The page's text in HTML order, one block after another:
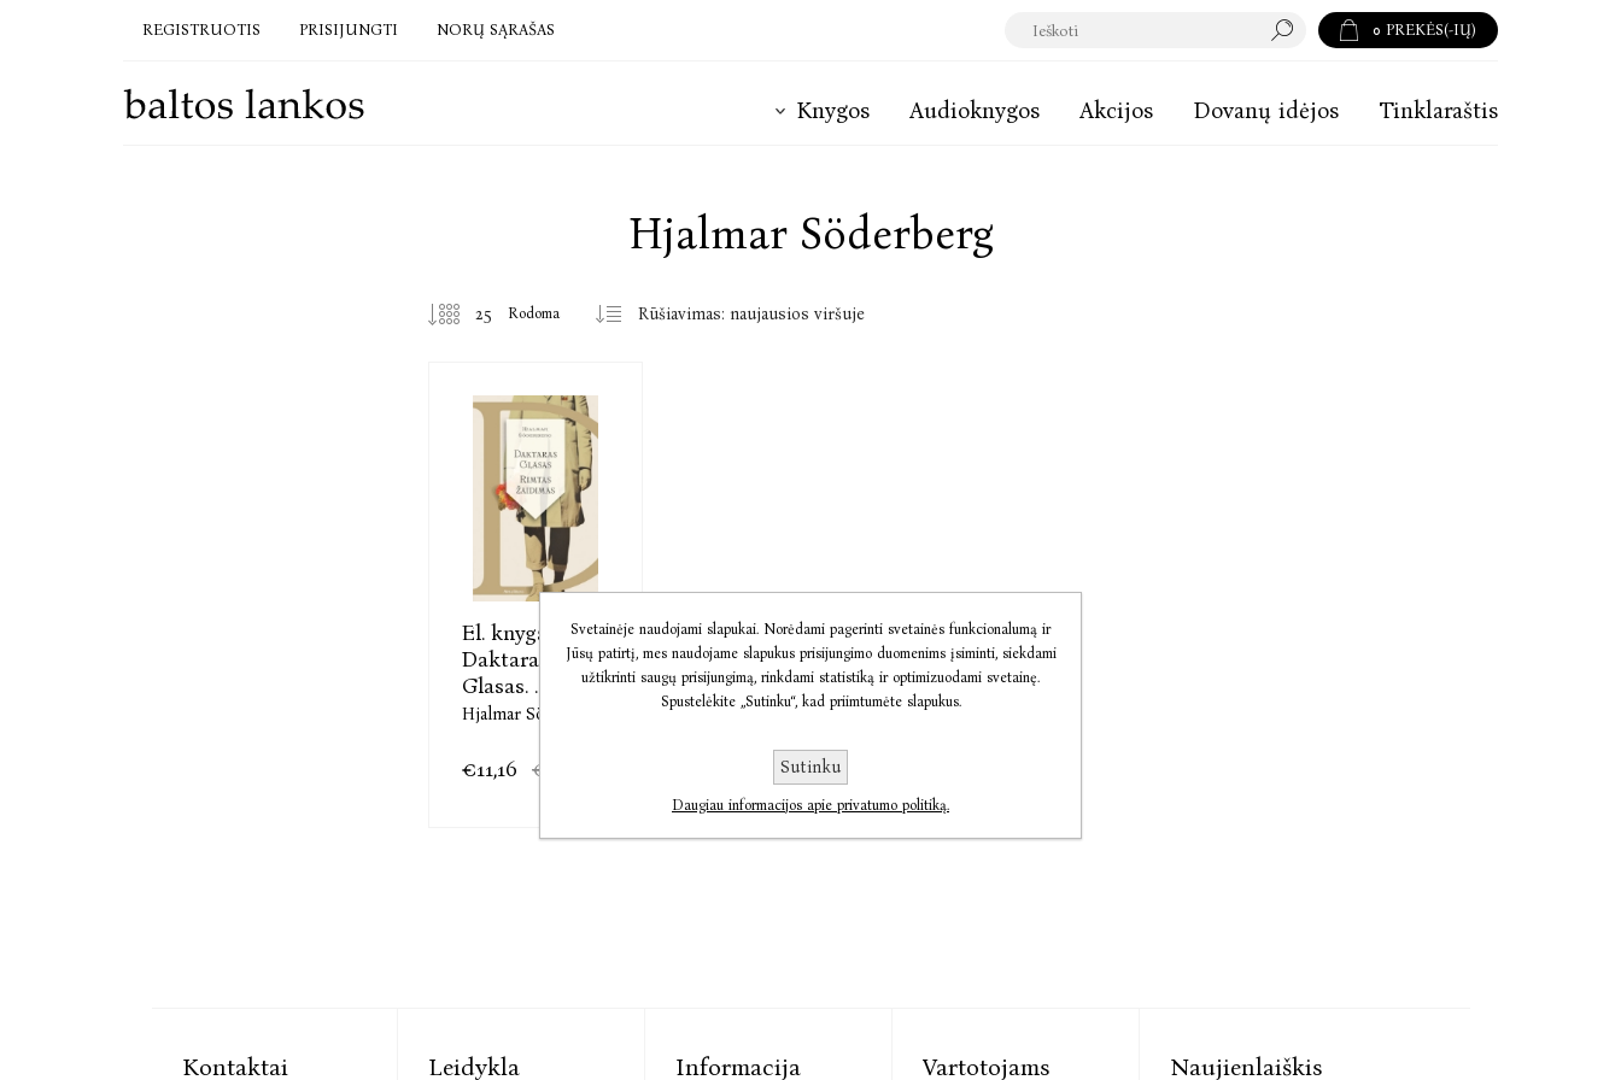
REGISTRUOTIS PRISIJUNGTI NORŲ SĄRAŠAS 0 PREKĖS(-IŲ)
Knygos Audioknygos Akcijos Dovanų idėjos Tinklaraštis
Hjalmar Söderberg
Rodoma
El. knyga
Daktaras
Glasas. ...
Hjalmar Söderberg
€11,16 €13,95
Kontaktai Leidykla Informacija Vartotojams Naujienlaiškis
Svetainėje naudojami slapukai. Norėdami pagerinti svetainės funkcionalumą ir
Jūsų patirtį, mes naudojame slapukus prisijungimo duomenims įsiminti, siekdami
užtikrinti saugų prisijungimą, rinkdami statistiką ir optimizuodami svetainę.
Spustelėkite „Sutinku“, kad priimtumėte slapukus.
Sutinku
Daugiau informacijos apie privatumo politiką.